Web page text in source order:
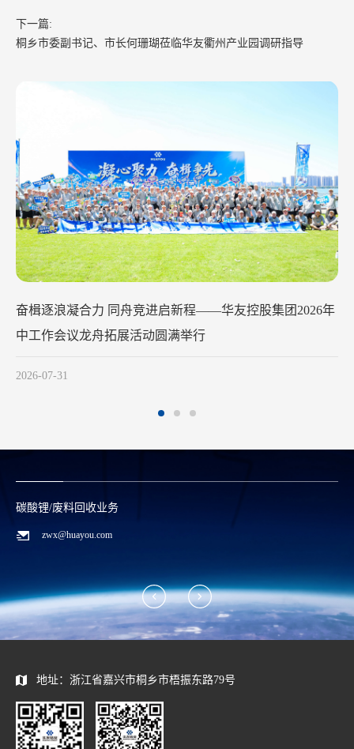
华友钴业2026年中工作会议在苏州召
下一篇:
桐乡市委副书记、市长何珊瑚莅临华友衢州产业园调研指导
碳酸锂/废料回收业务
zwx@huayou.com
地址：浙江省嘉兴市桐乡市梧振东路79号